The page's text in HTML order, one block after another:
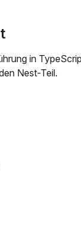
in
Nest-Teil.